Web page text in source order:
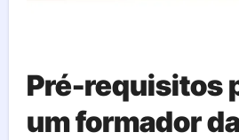
Pré-requisitos
um formador da